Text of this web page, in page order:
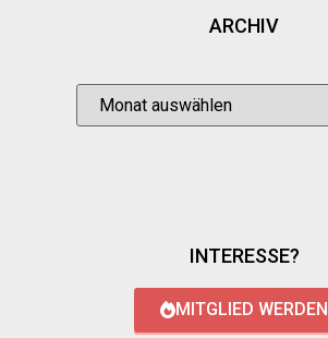
ARCHIV
INTERESSE?
MITGLIED WERDEN